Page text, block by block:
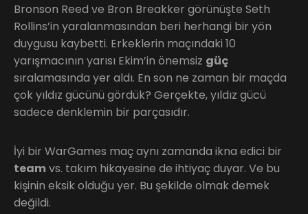
Bronson Reed ve Bron Breakker görünüşte Seth
Rollins’in yaralanmasından beri herhangi bir yön
duygusu kaybetti. Erkeklerin maçındaki 10
yarışmacının yarısı Ekim’in önemsiz güç
sıralamasında yer aldı. En son ne zaman bir maçda
çok yıldız gücünü gördük? Gerçekte, yıldız gücü
sadece denklemin bir parçasıdır.
İyi bir WarGames maç aynı zamanda ikna edici bir
teamvs. takım hikayesine de ihtiyaç duyar. Ve bu
kişinin eksik olduğu yer. Bu şekilde olmak demek
değildi.